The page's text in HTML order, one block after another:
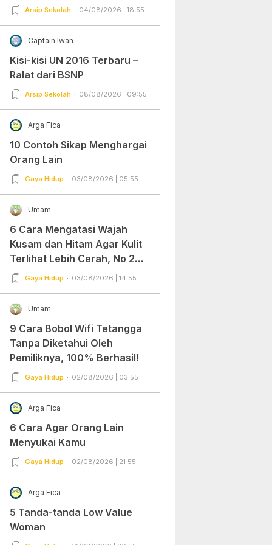
Arsip Sekolah 04/08/2026 | 18:55
Captain Iwan
Kisi-kisi UN 2016 Terbaru –
Ralat dari BSNP
Arsip Sekolah 08/08/2026 | 09:55
Arga Fica
10 Contoh Sikap Menghargai
Orang Lain
Gaya Hidup 03/08/2026 | 05:55
Umam
6 Cara Mengatasi Wajah
Kusam dan Hitam Agar Kulit
Terlihat Lebih Cerah, No 2
Gampang Banget dan Mudah
Gaya Hidup 03/08/2026 | 14:55
Umam
9 Cara Bobol Wifi Tetangga
Tanpa Diketahui Oleh
Pemiliknya, 100% Berhasil!
Gaya Hidup 02/08/2026 | 03:55
Arga Fica
6 Cara Agar Orang Lain
Menyukai Kamu
Gaya Hidup 02/08/2026 | 21:55
Arga Fica
5 Tanda-tanda Low Value
Woman